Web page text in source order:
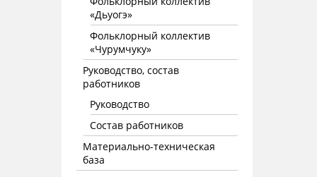
«Дьуогэ»
Фольклорный коллектив
«Чурумчуку»
Руководство, состав
работников
Руководство
Состав работников
Материально-техническая
база